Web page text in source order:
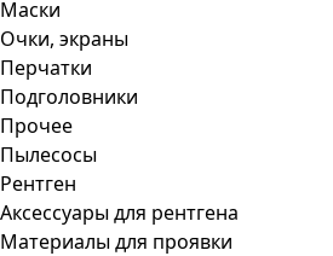
Маски
Очки, экраны
Перчатки
Подголовники
Прочее
Пылесосы
Рентген
Аксессуары для рентгена
Материалы для проявки